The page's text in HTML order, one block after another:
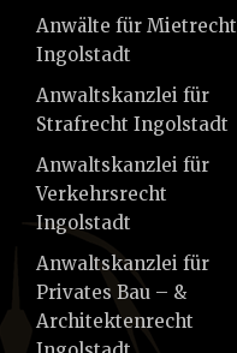
Anwälte für Mietrecht
Ingolstadt
Anwaltskanzlei für
Strafrecht Ingolstadt
Anwaltskanzlei für
Verkehrsrecht
Ingolstadt
Anwaltskanzlei für
Privates Bau – &
Architektenrecht